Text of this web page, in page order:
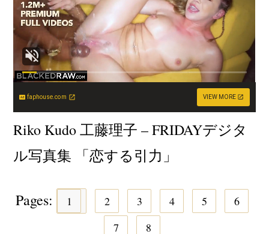
faphouse.com VIEW MORE
Riko Kudo 工藤理子 – FRIDAYデジタ
ル写真集 「恋する引力」
Pages: 1 2 3 4 5
6
7
8